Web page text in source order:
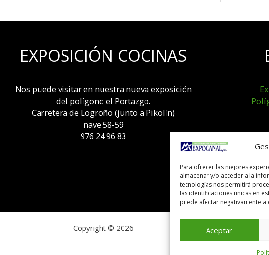
Para ofrecer las mejores
almacenar y/o acceder a la
tecnologías nos permitirá
las identificaciones únicas en
puede afectar negativamente a
Aceptar
EXPOSICIÓN COCINAS
Nos puede visitar en nuestra nueva exposición
del polígono el Portazgo.
Carretera de Logroño (junto a Pikolín)
nave 58-59
976 24 96 83
Copyright © 2026